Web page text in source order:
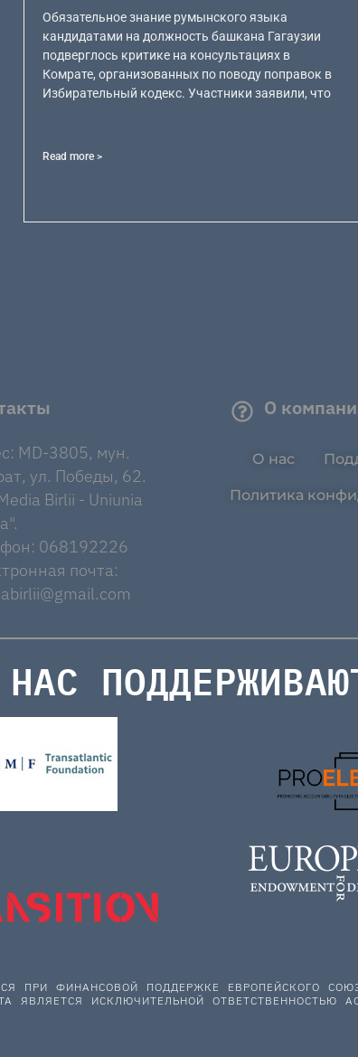
Обязательное знание румынского языка
кандидатами на должность башкана Гагаузии
подверглось критике на консультациях в
Комрате, организованных по поводу поправок в
Избирательный кодекс. Участники заявили, что
Read more >
MD-3805, мун.
ул. Победы, 62.
Birlii - Uniunia
068192226
почта:
О
О нас
Политика
НАС
ПРИ ФИНАНСОВОЙ ПОДДЕРЖКЕ
ЯВЛЯЕТСЯ ИСКЛЮЧИТЕЛЬНОЙ ОТВЕТСТВЕННОСТЬЮ